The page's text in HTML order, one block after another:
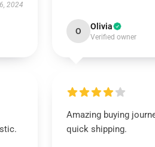
2024
O Olivia
Verified owner
Amazing buying
quick shipping.